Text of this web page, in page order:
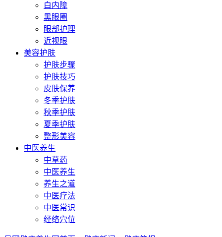
白内障
黑眼圈
眼部护理
近视眼
美容护肤
护肤步骤
护肤技巧
皮肤保养
冬季护肤
秋季护肤
夏季护肤
整形美容
中医养生
中草药
中医养生
养生之道
中医疗法
中医常识
经络穴位